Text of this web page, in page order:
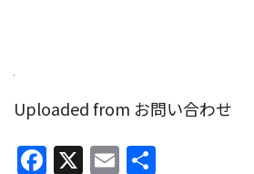
Uploaded from お問い合わせ
Facebook
X Email